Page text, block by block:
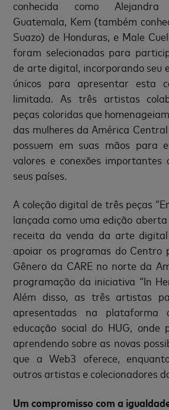
conhecida como
Guatemala, Kem (também
Suazo) de Honduras, e Male
foram selecionadas para
de arte digital, incorporando seu
únicos para apresentar esta
limitada. As três artistas
peças coloridas que
das mulheres da América
possuem em suas mãos para
valores e conexões importantes
seus países.
A coleção digital de três peças
lançada como uma edição
receita da venda da arte
apoiar os programas do Centro
Gênero da CARE no norte da
programação da iniciativa “In
Além disso, as três artistas
apresentadas na plataforma
educação social do HUG, onde
aprendendo sobre as novas
que a Web3 oferece,
outros artistas e colecionadores
Um compromisso com a